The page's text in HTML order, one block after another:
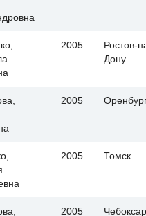
2005
Ростов-
Дону
2005
2005 Томск
2005